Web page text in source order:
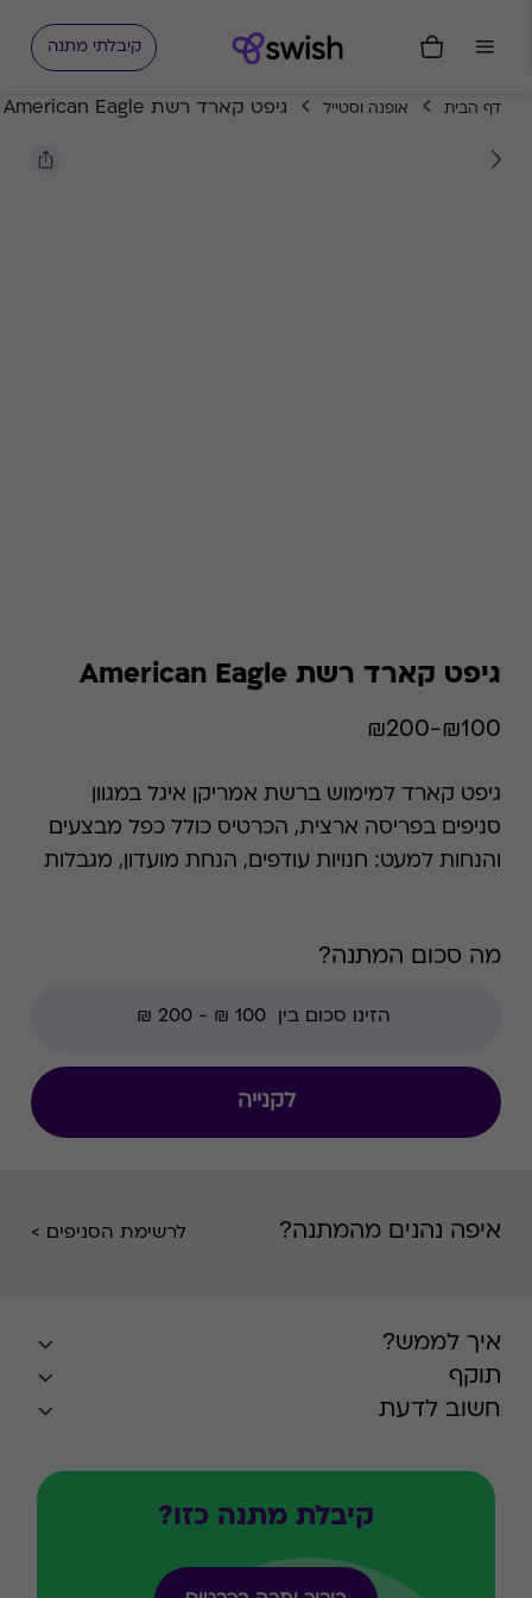
קיבלתי מתנה
דף הבית אופנה וסטייל גיפט קארד רשת American Eagle
גיפט קארד רשת American Eagle
₪100-₪200
גיפט קארד למימוש ברשת אמריקן איגל במגוון
סניפים בפריסה ארצית, הכרטיס כולל כפל מבצעים
והנחות למעט: חנויות עודפים, הנחת מועדון, מגבלות
מה סכום המתנה?
לקנייה
איפה נהנים מהמתנה? לרשימת הסניפים >
איך לממש?
תוקף
חשוב לדעת
קיבלת מתנה כזו?